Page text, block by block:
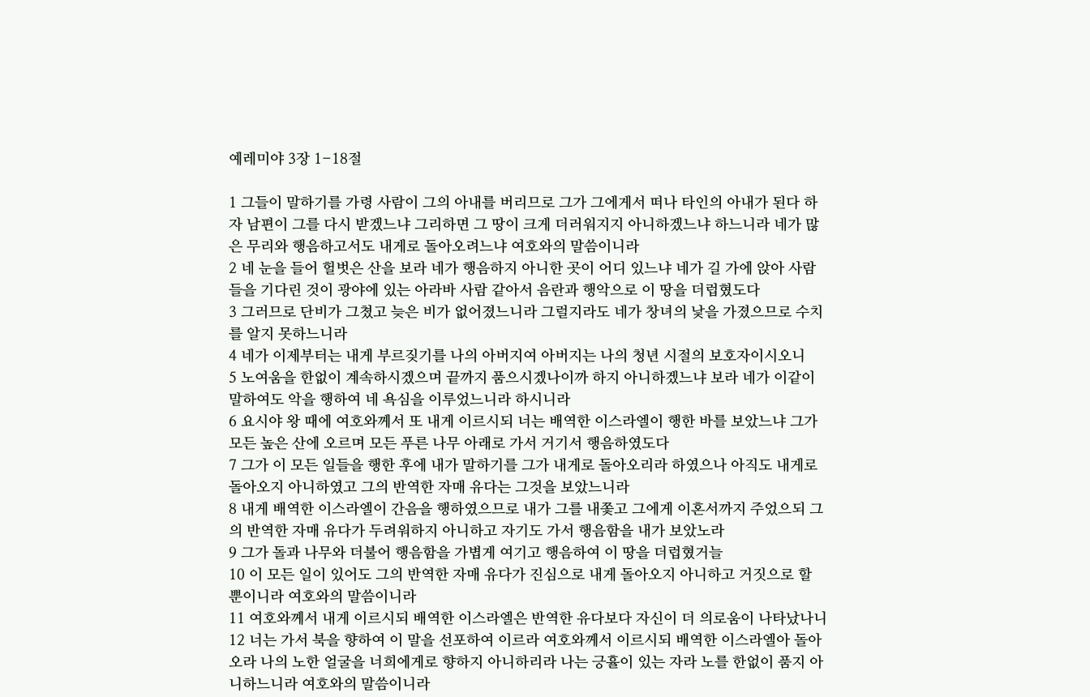
예레미야 3장 1-18절
1 그들이 말하기를 가령 사람이 그의 아내를 버리므로 그가 그에게서 떠나 타인의 아내가 된다 하
자 남편이 그를 다시 받겠느냐 그리하면 그 땅이 크게 더러워지지 아니하겠느냐 하느니라 네가 많
은 무리와 행음하고서도 내게로 돌아오려느냐 여호와의 말씀이니라
2 네 눈을 들어 헐벗은 산을 보라 네가 행음하지 아니한 곳이 어디 있느냐 네가 길 가에 앉아 사람
들을 기다린 것이 광야에 있는 아라바 사람 같아서 음란과 행악으로 이 땅을 더럽혔도다
3 그러므로 단비가 그쳤고 늦은 비가 없어졌느니라 그럴지라도 네가 창녀의 낯을 가졌으므로 수치
를 알지 못하느니라
4 네가 이제부터는 내게 부르짖기를 나의 아버지여 아버지는 나의 청년 시절의 보호자이시오니
5 노여움을 한없이 계속하시겠으며 끝까지 품으시겠나이까 하지 아니하겠느냐 보라 네가 이같이
말하여도 악을 행하여 네 욕심을 이루었느니라 하시니라
6 요시야 왕 때에 여호와께서 또 내게 이르시되 너는 배역한 이스라엘이 행한 바를 보았느냐 그가
모든 높은 산에 오르며 모든 푸른 나무 아래로 가서 거기서 행음하였도다
7 그가 이 모든 일들을 행한 후에 내가 말하기를 그가 내게로 돌아오리라 하였으나 아직도 내게로
돌아오지 아니하였고 그의 반역한 자매 유다는 그것을 보았느니라
8 내게 배역한 이스라엘이 간음을 행하였으므로 내가 그를 내쫓고 그에게 이혼서까지 주었으되 그
의 반역한 자매 유다가 두려워하지 아니하고 자기도 가서 행음함을 내가 보았노라
9 그가 돌과 나무와 더불어 행음함을 가볍게 여기고 행음하여 이 땅을 더럽혔거늘
10 이 모든 일이 있어도 그의 반역한 자매 유다가 진심으로 내게 돌아오지 아니하고 거짓으로 할
뿐이니라 여호와의 말씀이니라
11 여호와께서 내게 이르시되 배역한 이스라엘은 반역한 유다보다 자신이 더 의로움이 나타났나니
12 너는 가서 북을 향하여 이 말을 선포하여 이르라 여호와께서 이르시되 배역한 이스라엘아 돌아
오라 나의 노한 얼굴을 너희에게로 향하지 아니하리라 나는 긍휼이 있는 자라 노를 한없이 품지 아
니하느니라 여호와의 말씀이니라